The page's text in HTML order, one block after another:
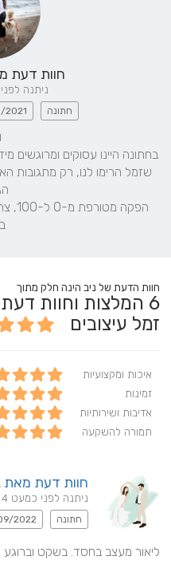
חוות דעת
ניתנה לפני
חתונה 2021
חוות הדעת של ניב הינה חלק מתוך
6
זמל עיצובים
איכות ומקצועיות
זמינות
אדיבות ושירותיות
תמורה להשקעה
חוות דעת מאת
ניתנה לפני כמעט 4 שנים
חתונה 2022
ליאור מעצב בחסד. בשקט